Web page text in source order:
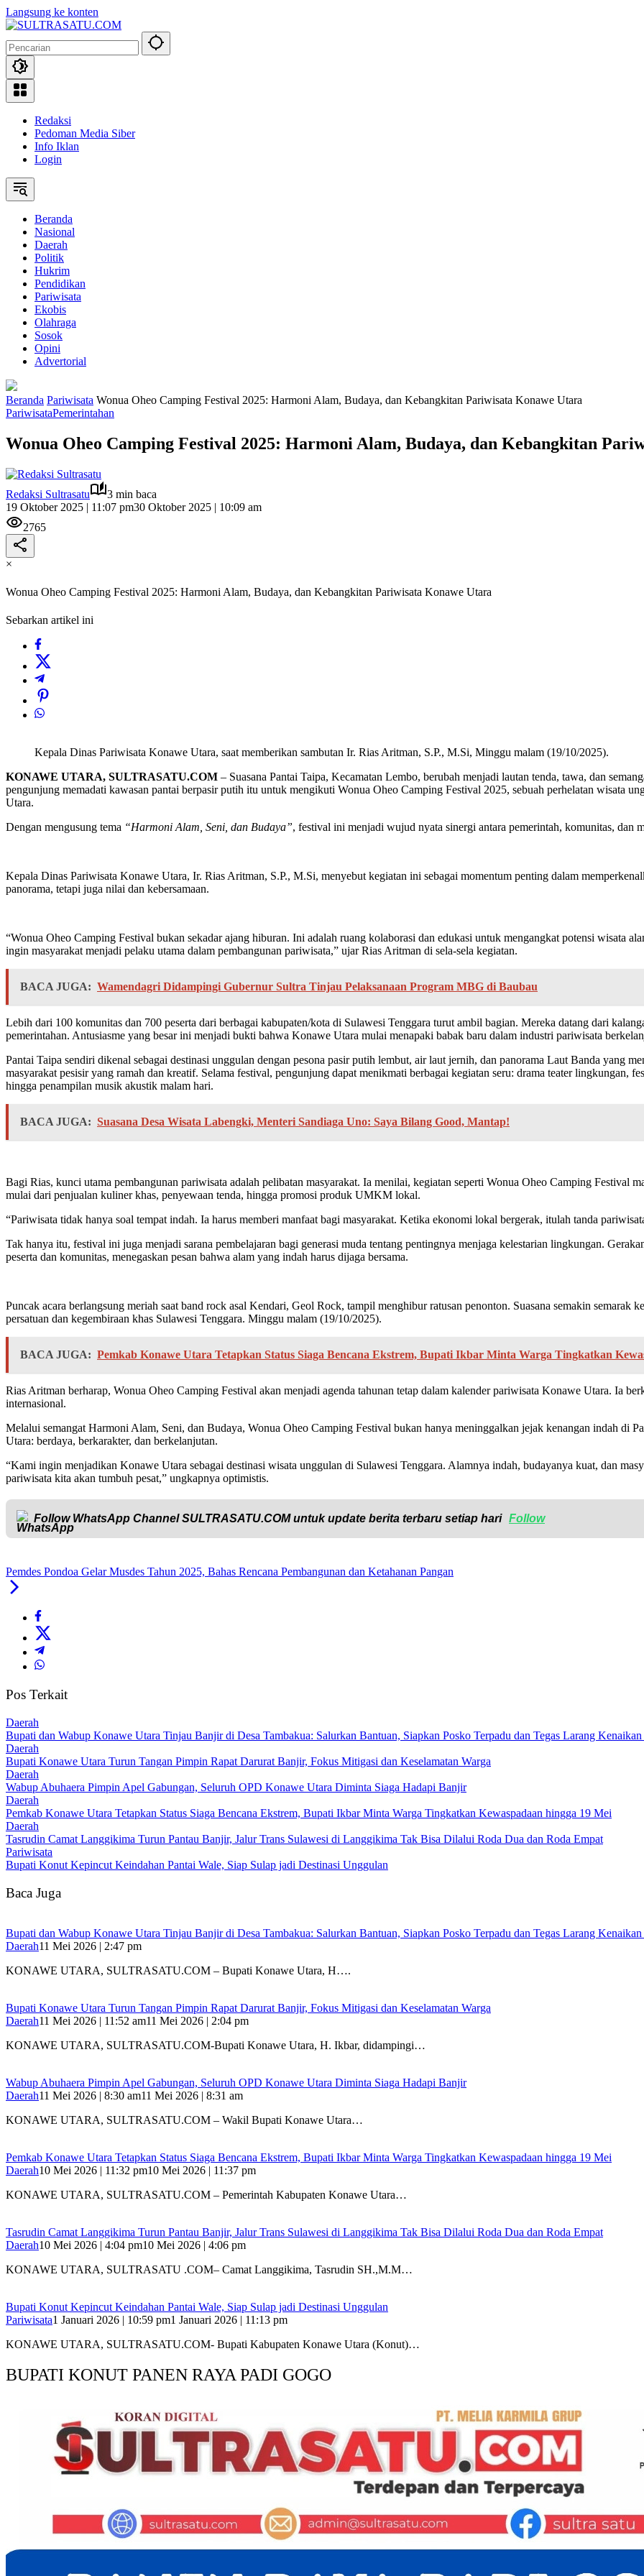
Langsung ke konten
Redaksi
Pedoman Media Siber
Info Iklan
Login
Beranda
Nasional
Daerah
Politik
Hukrim
Pendidikan
Pariwisata
Ekobis
Olahraga
Sosok
Opini
Advertorial
Beranda Pariwisata Wonua Oheo Camping Festival 2025: Harmoni Alam, Budaya, dan Kebangkitan Pariwisata Konawe Utara
PariwisataPemerintahan
Wonua Oheo Camping Festival 2025: Harmoni Alam, Budaya, dan Kebangkitan
Redaksi Sultrasatu
3 min baca
19 Oktober 2025 | 11:07 pm30 Oktober 2025 | 10:09 am
2765
×
Wonua Oheo Camping Festival 2025: Harmoni Alam, Budaya, dan Kebangkitan Pariwisata Konawe Utara
Sebarkan artikel ini
Kepala Dinas Pariwisata Konawe Utara, saat memberikan sambutan Ir. Rias Aritman, S.P., M.Si, Minggu malam (19/10/2025).
KONAWE UTARA, SULTRASATU.COM – Suasana Pantai Taipa, Kecamatan Lembo, berubah menjadi lautan tenda, tawa, dan
pengunjung memadati kawasan pantai berpasir putih itu untuk mengikuti Wonua Oheo Camping Festival 2025, sebuah perhelatan wisata
Utara.
Dengan mengusung tema “Harmoni Alam, Seni, dan Budaya”, festival ini menjadi wujud nyata sinergi antara pemerintah, komunitas, dan
Kepala Dinas Pariwisata Konawe Utara, Ir. Rias Aritman, S.P., M.Si, menyebut kegiatan ini sebagai momentum penting dalam
panorama, tetapi juga nilai dan kebersamaan.
“Wonua Oheo Camping Festival bukan sekadar ajang hiburan. Ini adalah ruang kolaborasi dan edukasi untuk mengangkat potensi wisata
ingin masyarakat menjadi pelaku utama dalam pembangunan pariwisata,” ujar Rias Aritman di sela-sela kegiatan.
BACA JUGA: Wamendagri Didampingi Gubernur Sultra Tinjau Pelaksanaan Program MBG di Baubau
Lebih dari 100 komunitas dan 700 peserta dari berbagai kabupaten/kota di Sulawesi Tenggara turut ambil bagian. Mereka datang dari
pemerintahan. Antusiasme yang besar ini menjadi bukti bahwa Konawe Utara mulai menapaki babak baru dalam industri pariwisata
Pantai Taipa sendiri dikenal sebagai destinasi unggulan dengan pesona pasir putih lembut, air laut jernih, dan panorama Laut Banda yang
masyarakat pesisir yang ramah dan kreatif. Selama festival, pengunjung dapat menikmati berbagai kegiatan seru: drama teater lingkungan,
hingga penampilan musik akustik malam hari.
BACA JUGA: Suasana Desa Wisata Labengki, Menteri Sandiaga Uno: Saya Bilang Good, Mantap!
Bagi Rias, kunci utama pembangunan pariwisata adalah pelibatan masyarakat. Ia menilai, kegiatan seperti Wonua Oheo Camping Festival
mulai dari penjualan kuliner khas, penyewaan tenda, hingga promosi produk UMKM lokal.
“Pariwisata tidak hanya soal tempat indah. Ia harus memberi manfaat bagi masyarakat. Ketika ekonomi lokal bergerak, itulah tanda
Tak hanya itu, festival ini juga menjadi sarana pembelajaran bagi generasi muda tentang pentingnya menjaga kelestarian lingkungan.
peserta dan komunitas, menegaskan pesan bahwa alam yang indah harus dijaga bersama.
Puncak acara berlangsung meriah saat band rock asal Kendari, Geol Rock, tampil menghibur ratusan penonton. Suasana semakin semarak
persatuan dan kegembiraan khas Sulawesi Tenggara. Minggu malam (19/10/2025).
BACA JUGA: Pemkab Konawe Utara Tetapkan Status Siaga Bencana Ekstrem, Bupati Ikbar Minta Warga Tingkatkan
Rias Aritman berharap, Wonua Oheo Camping Festival akan menjadi agenda tahunan tetap dalam kalender pariwisata Konawe Utara. Ia
internasional.
Melalui semangat Harmoni Alam, Seni, dan Budaya, Wonua Oheo Camping Festival bukan hanya meninggalkan jejak kenangan indah di
Utara: berdaya, berkarakter, dan berkelanjutan.
“Kami ingin menjadikan Konawe Utara sebagai destinasi wisata unggulan di Sulawesi Tenggara. Alamnya indah, budayanya kuat, dan
pariwisata kita akan tumbuh pesat,” ungkapnya optimistis.
Follow WhatsApp ChannelSULTRASATU.COMuntuk update berita terbaru setiap hari Follow
Pemdes Pondoa Gelar Musdes Tahun 2025, Bahas Rencana Pembangunan dan Ketahanan Pangan
Pos Terkait
Daerah
Bupati dan Wabup Konawe Utara Tinjau Banjir di Desa Tambakua: Salurkan Bantuan, Siapkan Posko Terpadu dan Tegas Larang Kenaikan
Daerah
Bupati Konawe Utara Turun Tangan Pimpin Rapat Darurat Banjir, Fokus Mitigasi dan Keselamatan Warga
Daerah
Wabup Abuhaera Pimpin Apel Gabungan, Seluruh OPD Konawe Utara Diminta Siaga Hadapi Banjir
Daerah
Pemkab Konawe Utara Tetapkan Status Siaga Bencana Ekstrem, Bupati Ikbar Minta Warga Tingkatkan Kewaspadaan hingga 19 Mei
Daerah
Tasrudin Camat Langgikima Turun Pantau Banjir, Jalur Trans Sulawesi di Langgikima Tak Bisa Dilalui Roda Dua dan Roda Empat
Pariwisata
Bupati Konut Kepincut Keindahan Pantai Wale, Siap Sulap jadi Destinasi Unggulan
Baca Juga
Bupati dan Wabup Konawe Utara Tinjau Banjir di Desa Tambakua: Salurkan Bantuan, Siapkan Posko Terpadu dan Tegas Larang Kenaikan
Daerah11 Mei 2026 | 2:47 pm
KONAWE UTARA, SULTRASATU.COM – Bupati Konawe Utara, H….
Bupati Konawe Utara Turun Tangan Pimpin Rapat Darurat Banjir, Fokus Mitigasi dan Keselamatan Warga
Daerah11 Mei 2026 | 11:52 am11 Mei 2026 | 2:04 pm
KONAWE UTARA, SULTRASATU.COM-Bupati Konawe Utara, H. Ikbar, didampingi…
Wabup Abuhaera Pimpin Apel Gabungan, Seluruh OPD Konawe Utara Diminta Siaga Hadapi Banjir
Daerah11 Mei 2026 | 8:30 am11 Mei 2026 | 8:31 am
KONAWE UTARA, SULTRASATU.COM – Wakil Bupati Konawe Utara…
Pemkab Konawe Utara Tetapkan Status Siaga Bencana Ekstrem, Bupati Ikbar Minta Warga Tingkatkan Kewaspadaan hingga 19 Mei
Daerah10 Mei 2026 | 11:32 pm10 Mei 2026 | 11:37 pm
KONAWE UTARA, SULTRASATU.COM – Pemerintah Kabupaten Konawe Utara…
Tasrudin Camat Langgikima Turun Pantau Banjir, Jalur Trans Sulawesi di Langgikima Tak Bisa Dilalui Roda Dua dan Roda Empat
Daerah10 Mei 2026 | 4:04 pm10 Mei 2026 | 4:06 pm
KONAWE UTARA, SULTRASATU .COM– Camat Langgikima, Tasrudin SH.,M.M…
Bupati Konut Kepincut Keindahan Pantai Wale, Siap Sulap jadi Destinasi Unggulan
Pariwisata1 Januari 2026 | 10:59 pm1 Januari 2026 | 11:13 pm
KONAWE UTARA, SULTRASATU.COM- Bupati Kabupaten Konawe Utara (Konut)…
BUPATI KONUT PANEN RAYA PADI GOGO